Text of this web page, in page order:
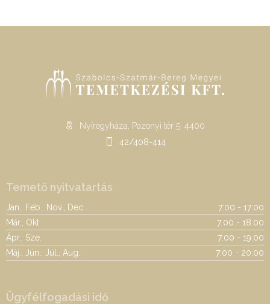
Nyíregyháza, Pazonyi tér 5. 4400
42/408-414
Temető nyitvatartás
Jan., Feb., Nov., Dec.
7:00 - 17:00
Már., Okt.
7:00 - 18:00
Ápr., Sze.
7:00 - 19:00
Máj., Jún., Júl., Aug.
7:00 - 20:00
Ügyfélfogadási idő